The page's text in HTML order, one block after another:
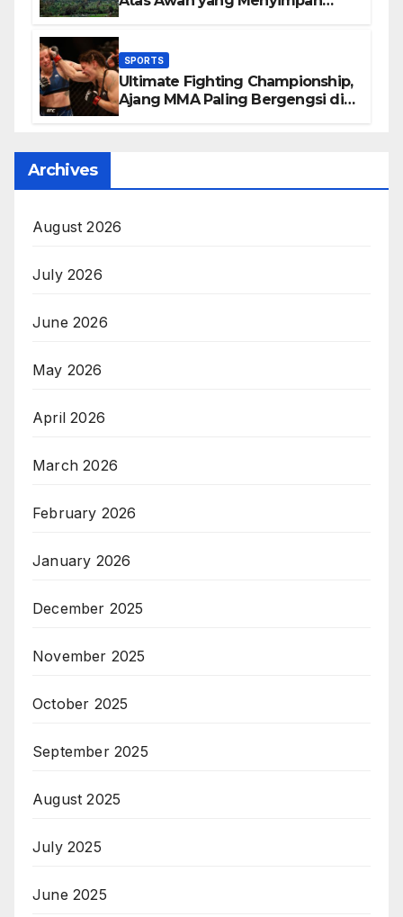
SPORTS
Ultimate Fighting Championship,
Ajang MMA Paling Bergengsi di
Archives
August 2026
July 2026
June 2026
May 2026
April 2026
March 2026
February 2026
January 2026
December 2025
November 2025
October 2025
September 2025
August 2025
July 2025
June 2025